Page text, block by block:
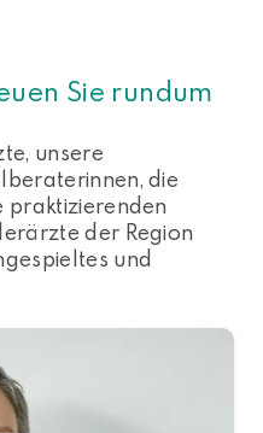
Sie rundum
unsere
die
praktizierenden
der Region
und